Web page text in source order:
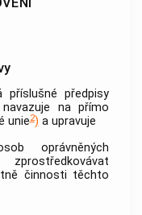
příslušné předpisy
na přímo
unie2) a upravuje
oprávněných
činnosti těchto